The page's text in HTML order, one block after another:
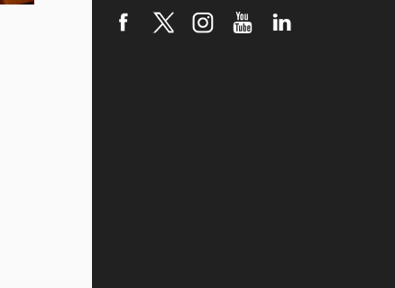
robótica FIRST 2026! (video)